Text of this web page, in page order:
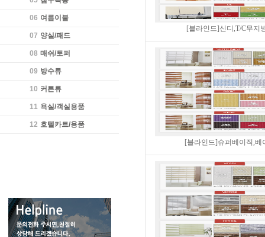
06 여름이불
07 양실/패드
08 매쉬/토퍼
09 방수류
10 커튼류
11 욕실/객실용품
12 호텔카트/용품
[블라인드]신디,T/C무지
[블라인드]슈퍼베이직,베